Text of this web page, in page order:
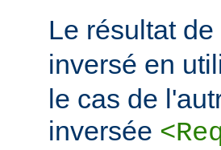
Le résultat
inversé en
le cas de
inversée